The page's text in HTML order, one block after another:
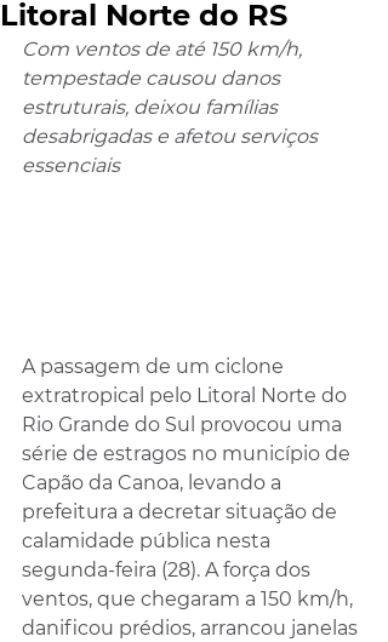
Litoral Norte do RS
Com ventos de até 150 km/h,
tempestade causou danos
estruturais, deixou famílias
desabrigadas e afetou serviços
essenciais
A passagem de um ciclone
extratropical pelo Litoral Norte do
Rio Grande do Sul provocou uma
série de estragos no município de
Capão da Canoa, levando a
prefeitura a decretar situação de
calamidade pública nesta
segunda-feira (28). A força dos
ventos, que chegaram a 150 km/h,
danificou prédios, arrancou janelas